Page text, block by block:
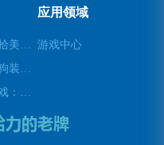
应用领域
游戏中心